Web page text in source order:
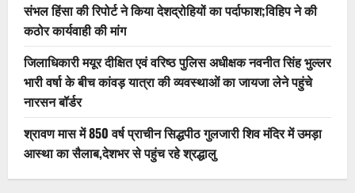
संभल हिंसा की रिपोर्ट ने किया देशद्रोहियों का पर्दाफाश;विहिप ने की
कठोर कार्यवाही की मांग
जिलाधिकारी मयूर दीक्षित एवं वरिष्ठ पुलिस अधीक्षक नवनीत सिंह भुल्लर
भारी वर्षा के बीच कांवड़ यात्रा की व्यवस्थाओं का जायजा लेने पहुंचे
नारसन बॉर्डर
श्रावण मास में 850 वर्ष प्राचीन सिद्धपीठ गुलजारी शिव मंदिर में उमड़ा
आस्था का सैलाब,देशभर से पहुंच रहे श्रद्धालु